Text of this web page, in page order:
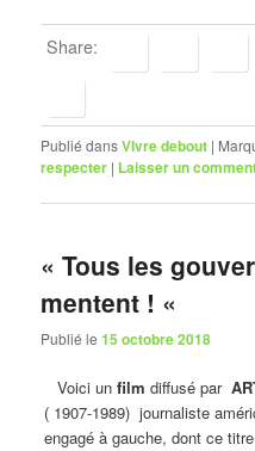
Share:
Publié dansVIvre debout |
respecter | Laisser un
« Tous les
mentent ! «
Publié le15 octobre 2018
Voici un film diffusé par
( 1907-1989) journaliste
engagé à gauche, dont ce